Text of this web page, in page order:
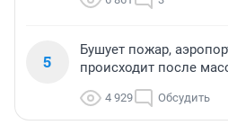
5
Бушует пожар,
происходит после
4 929 Обсудить